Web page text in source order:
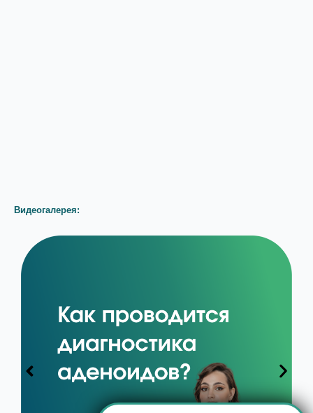
Видеогалерея: